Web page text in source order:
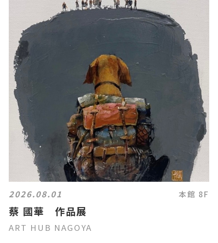
2026.08.01 本館 8F
蔡 國華 作品展
ART HUB NAGOYA